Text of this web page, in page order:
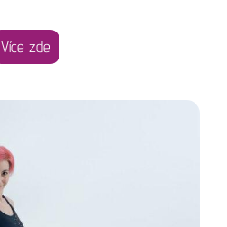
Více zde